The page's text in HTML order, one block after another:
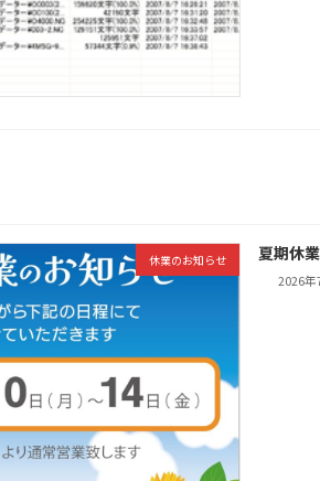
休業のお知らせ 夏期休
2026年